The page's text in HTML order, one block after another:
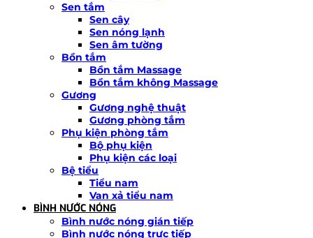
Sen tắm
Sen cây
Sen nóng lạnh
Sen âm tường
Bồn tắm
Bồn tắm Massage
Bồn tắm không Massage
Gương
Gương nghệ thuật
Gương phòng tắm
Phụ kiện phòng tắm
Bộ phụ kiện
Phụ kiện các loại
Bệ tiểu
Tiểu nam
Van xả tiểu nam
BÌNH NƯỚC NÓNG
Bình nước nóng gián tiếp
Bình nước nóng trực tiếp